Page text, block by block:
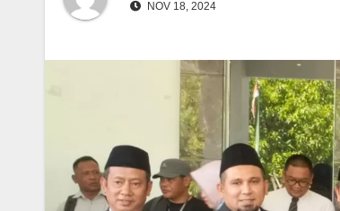
NOV 18, 2024